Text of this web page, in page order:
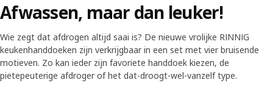
Afwassen, maar dan leuker!
Wie zegt dat afdrogen altijd saai is? De nieuwe vrolijke RINNIG
keukenhanddoeken zijn verkrijgbaar in een set met vier bruisende
motieven. Zo kan ieder zijn favoriete handdoek kiezen, de
pietepeuterige afdroger of het dat-droogt-wel-vanzelf type.